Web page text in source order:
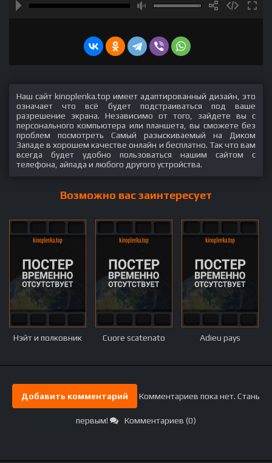
Наш сайт kinoplenka.top имеет адаптированный дизайн, это
означает что всё будет подстраиваться под ваше
разрешение экрана. Независимо от того, зайдете вы с
персонального компьютера или планшета, вы сможете без
проблем посмотреть Самый разыскиваемый на Диком
Западе в хорошем качестве онлайн и бесплатно. Так что вам
всегда будет удобно пользоваться нашим сайтом с
телефона, айпада и любого другого устройства.
Возможно вас заинтересует
Нэйт и полковник Cuore scatenato Adieu pays
Добавить комментарий Комментариев пока нет. Стань
первым! Комментариев (0)